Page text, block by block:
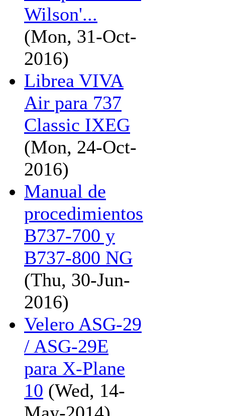
Wilson'...
(Mon, 31-Oct-
2016)
Librea VIVA
Air para 737
Classic IXEG
(Mon, 24-Oct-
2016)
Manual de
procedimientos
B737-700 y
B737-800 NG
(Thu, 30-Jun-
2016)
Velero ASG-29
/ ASG-29E
para X-Plane
10 (Wed, 14-